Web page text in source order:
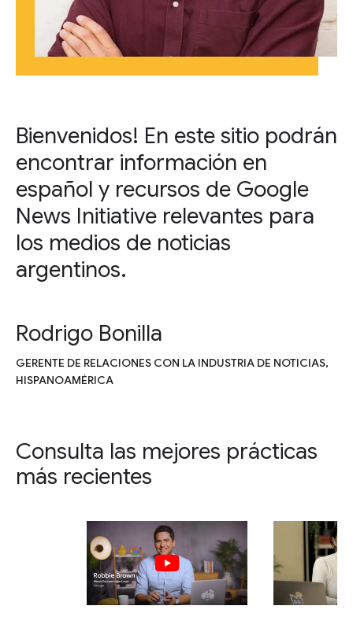
Bienvenidos! En este sitio podrán
encontrar información en
español y recursos de Google
News Initiative relevantes para
los medios de noticias
argentinos.
Rodrigo Bonilla
GERENTE DE RELACIONES CON LA INDUSTRIA DE NOTICIAS,
HISPANOAMÉRICA
Consulta las mejores prácticas
más recientes